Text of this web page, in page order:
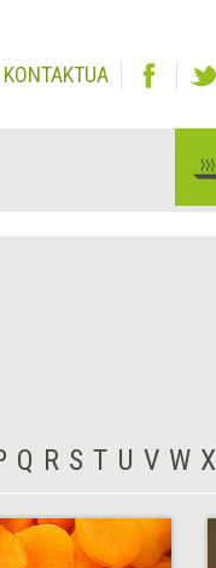
KONTAKTUA
Q R S T U V W X